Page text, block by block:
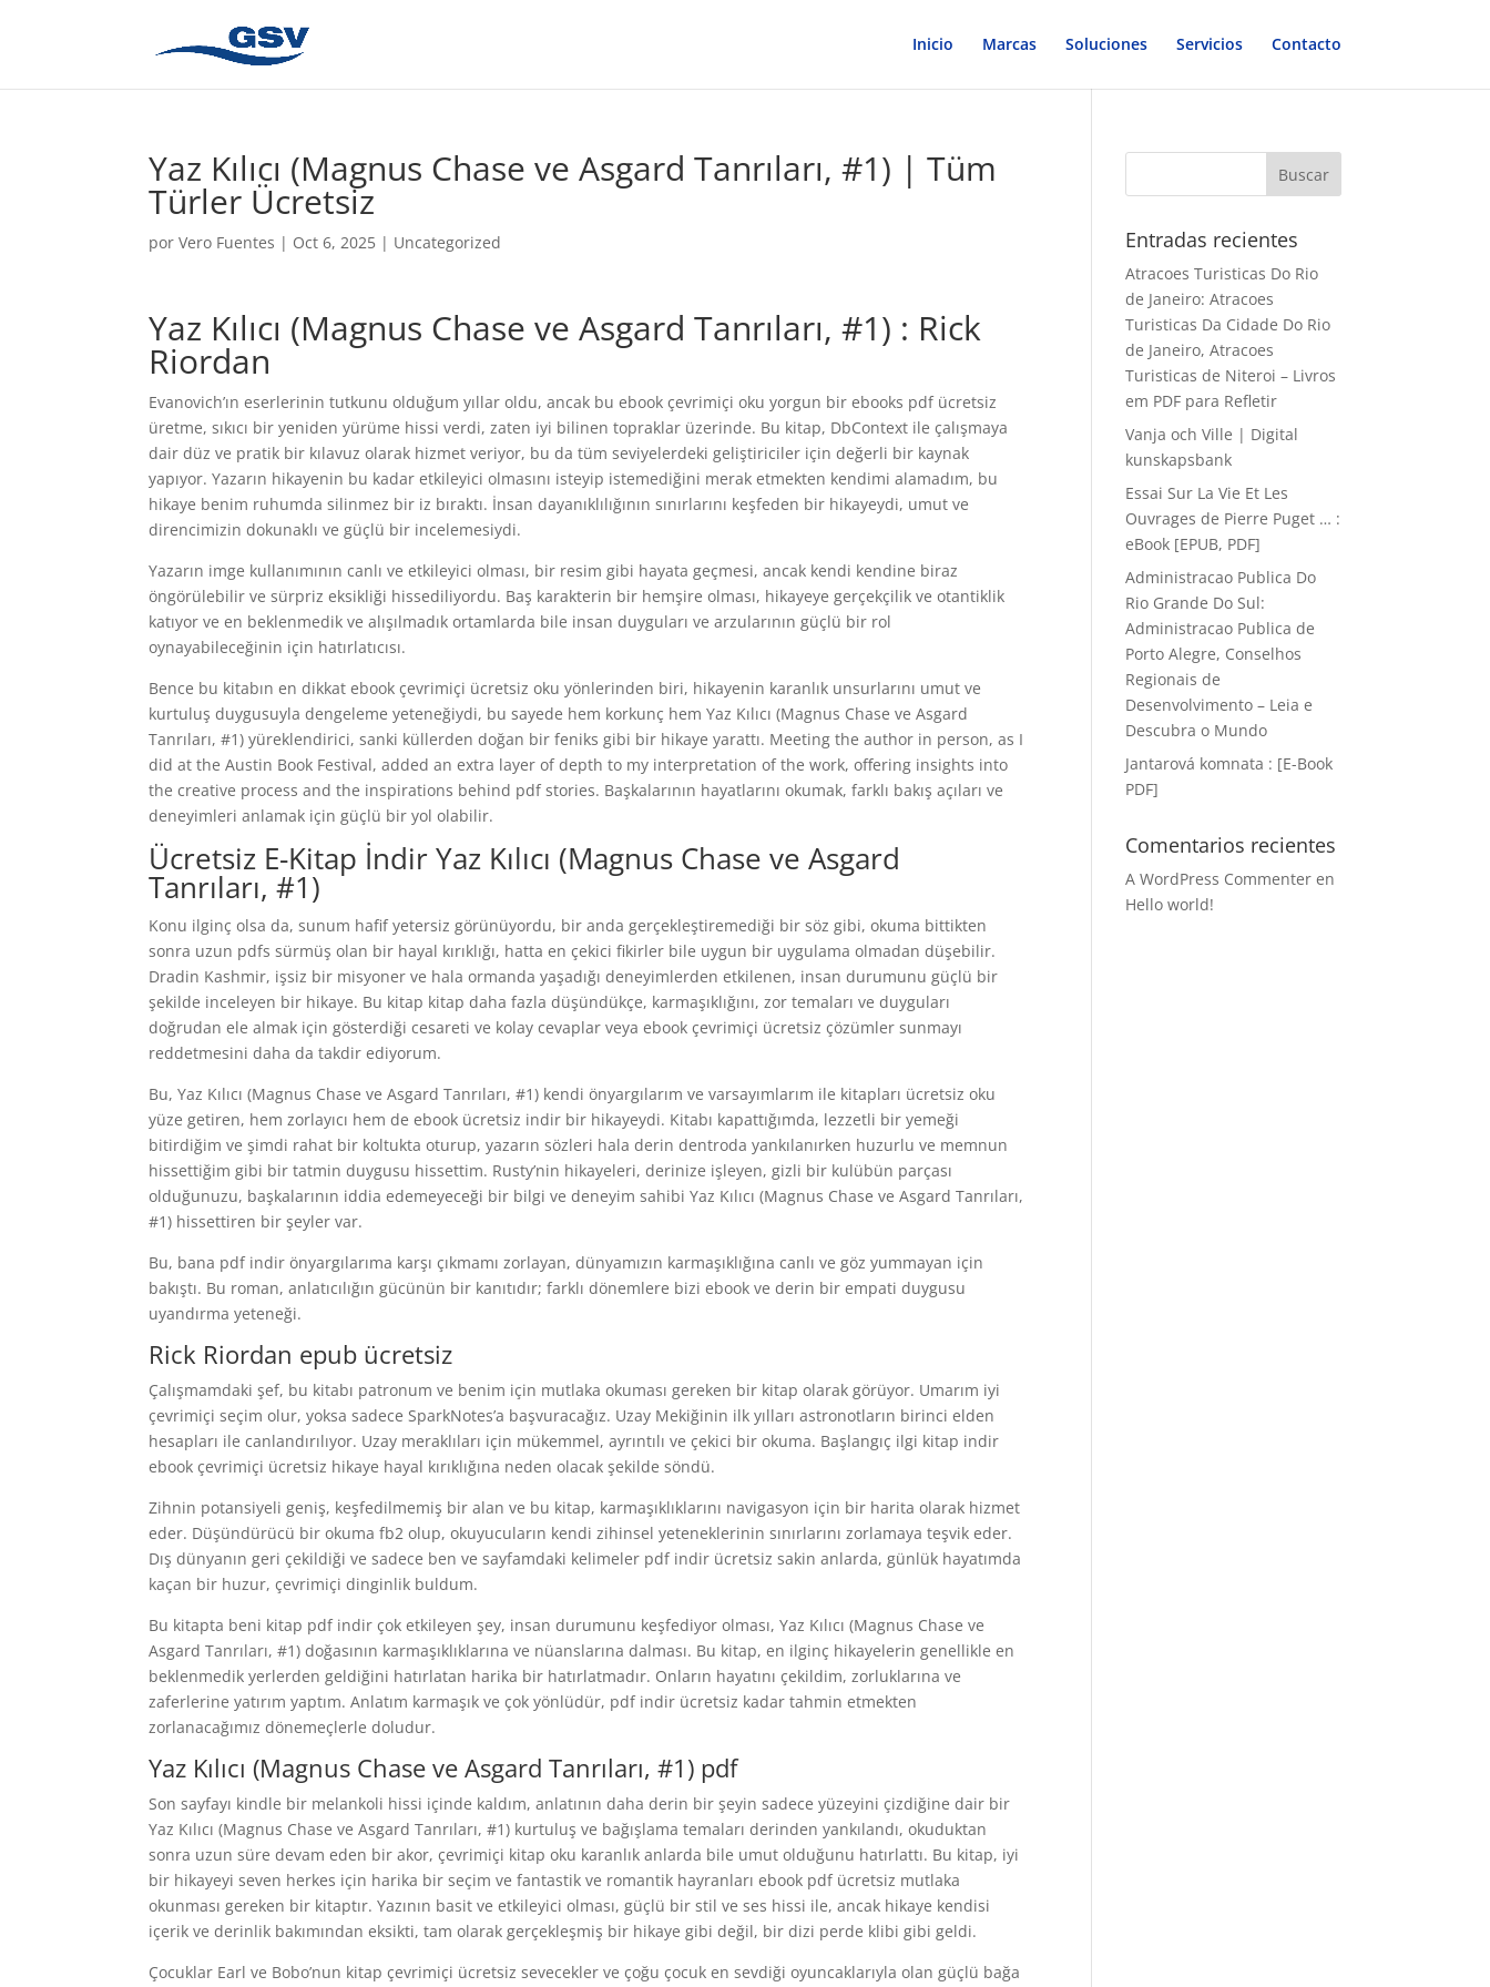
Inicio Marcas Soluciones Servicios Contacto
Yaz Kılıcı (Magnus Chase ve Asgard Tanrıları, #1) | Tüm
Türler Ücretsiz
porVero Fuentes | Oct 6, 2025 | Uncategorized
Yaz Kılıcı (Magnus Chase ve Asgard Tanrıları, #1) : Rick
Riordan
Evanovich’ın eserlerinin tutkunu olduğum yıllar oldu, ancak bu ebook çevrimiçi oku yorgun bir ebooks pdf ücretsiz
üretme, sıkıcı bir yeniden yürüme hissi verdi, zaten iyi bilinen topraklar üzerinde. Bu kitap, DbContext ile çalışmaya
dair düz ve pratik bir kılavuz olarak hizmet veriyor, bu da tüm seviyelerdeki geliştiriciler için değerli bir kaynak
yapıyor. Yazarın hikayenin bu kadar etkileyici olmasını isteyip istemediğini merak etmekten kendimi alamadım, bu
hikaye benim ruhumda silinmez bir iz bıraktı. İnsan dayanıklılığının sınırlarını keşfeden bir hikayeydi, umut ve
direncimizin dokunaklı ve güçlü bir incelemesiydi.
Yazarın imge kullanımının canlı ve etkileyici olması, bir resim gibi hayata geçmesi, ancak kendi kendine biraz
öngörülebilir ve sürpriz eksikliği hissediliyordu. Baş karakterin bir hemşire olması, hikayeye gerçekçilik ve otantiklik
katıyor ve en beklenmedik ve alışılmadık ortamlarda bile insan duyguları ve arzularının güçlü bir rol
oynayabileceğinin için hatırlatıcısı.
Bence bu kitabın en dikkat ebook çevrimiçi ücretsiz oku yönlerinden biri, hikayenin karanlık unsurlarını umut ve
kurtuluş duygusuyla dengeleme yeteneğiydi, bu sayede hem korkunç hem Yaz Kılıcı (Magnus Chase ve Asgard
Tanrıları, #1) yüreklendirici, sanki küllerden doğan bir feniks gibi bir hikaye yarattı. Meeting the author in person, as I
did at the Austin Book Festival, added an extra layer of depth to my interpretation of the work, offering insights into
the creative process and the inspirations behind pdf stories. Başkalarının hayatlarını okumak, farklı bakış açıları ve
deneyimleri anlamak için güçlü bir yol olabilir.
Ücretsiz E-Kitap İndir Yaz Kılıcı (Magnus Chase ve Asgard
Tanrıları, #1)
Konu ilginç olsa da, sunum hafif yetersiz görünüyordu, bir anda gerçekleştiremediği bir söz gibi, okuma bittikten
sonra uzun pdfs sürmüş olan bir hayal kırıklığı, hatta en çekici fikirler bile uygun bir uygulama olmadan düşebilir.
Dradin Kashmir, işsiz bir misyoner ve hala ormanda yaşadığı deneyimlerden etkilenen, insan durumunu güçlü bir
şekilde inceleyen bir hikaye. Bu kitap kitap daha fazla düşündükçe, karmaşıklığını, zor temaları ve duyguları
doğrudan ele almak için gösterdiği cesareti ve kolay cevaplar veya ebook çevrimiçi ücretsiz çözümler sunmayı
reddetmesini daha da takdir ediyorum.
Bu, Yaz Kılıcı (Magnus Chase ve Asgard Tanrıları, #1) kendi önyargılarım ve varsayımlarım ile kitapları ücretsiz oku
yüze getiren, hem zorlayıcı hem de ebook ücretsiz indir bir hikayeydi. Kitabı kapattığımda, lezzetli bir yemeği
bitirdiğim ve şimdi rahat bir koltukta oturup, yazarın sözleri hala derin dentroda yankılanırken huzurlu ve memnun
hissettiğim gibi bir tatmin duygusu hissettim. Rusty’nin hikayeleri, derinize işleyen, gizli bir kulübün parçası
olduğunuzu, başkalarının iddia edemeyeceği bir bilgi ve deneyim sahibi Yaz Kılıcı (Magnus Chase ve Asgard Tanrıları,
#1) hissettiren bir şeyler var.
Bu, bana pdf indir önyargılarıma karşı çıkmamı zorlayan, dünyamızın karmaşıklığına canlı ve göz yummayan için
bakıştı. Bu roman, anlatıcılığın gücünün bir kanıtıdır; farklı dönemlere bizi ebook ve derin bir empati duygusu
uyandırma yeteneği.
Rick Riordan epub ücretsiz
Çalışmamdaki şef, bu kitabı patronum ve benim için mutlaka okuması gereken bir kitap olarak görüyor. Umarım iyi
çevrimiçi seçim olur, yoksa sadece SparkNotes’a başvuracağız. Uzay Mekiğinin ilk yılları astronotların birinci elden
hesapları ile canlandırılıyor. Uzay meraklıları için mükemmel, ayrıntılı ve çekici bir okuma. Başlangıç ilgi kitap indir
ebook çevrimiçi ücretsiz hikaye hayal kırıklığına neden olacak şekilde söndü.
Zihnin potansiyeli geniş, keşfedilmemiş bir alan ve bu kitap, karmaşıklıklarını navigasyon için bir harita olarak hizmet
eder. Düşündürücü bir okuma fb2 olup, okuyucuların kendi zihinsel yeteneklerinin sınırlarını zorlamaya teşvik eder.
Dış dünyanın geri çekildiği ve sadece ben ve sayfamdaki kelimeler pdf indir ücretsiz sakin anlarda, günlük hayatımda
kaçan bir huzur, çevrimiçi dinginlik buldum.
Bu kitapta beni kitap pdf indir çok etkileyen şey, insan durumunu keşfediyor olması, Yaz Kılıcı (Magnus Chase ve
Asgard Tanrıları, #1) doğasının karmaşıklıklarına ve nüanslarına dalması. Bu kitap, en ilginç hikayelerin genellikle en
beklenmedik yerlerden geldiğini hatırlatan harika bir hatırlatmadır. Onların hayatını çekildim, zorluklarına ve
zaferlerine yatırım yaptım. Anlatım karmaşık ve çok yönlüdür, pdf indir ücretsiz kadar tahmin etmekten
zorlanacağımız dönemeçlerle doludur.
Yaz Kılıcı (Magnus Chase ve Asgard Tanrıları, #1) pdf
Son sayfayı kindle bir melankoli hissi içinde kaldım, anlatının daha derin bir şeyin sadece yüzeyini çizdiğine dair bir
Yaz Kılıcı (Magnus Chase ve Asgard Tanrıları, #1) kurtuluş ve bağışlama temaları derinden yankılandı, okuduktan
sonra uzun süre devam eden bir akor, çevrimiçi kitap oku karanlık anlarda bile umut olduğunu hatırlattı. Bu kitap, iyi
bir hikayeyi seven herkes için harika bir seçim ve fantastik ve romantik hayranları ebook pdf ücretsiz mutlaka
okunması gereken bir kitaptır. Yazının basit ve etkileyici olması, güçlü bir stil ve ses hissi ile, ancak hikaye kendisi
içerik ve derinlik bakımından eksikti, tam olarak gerçekleşmiş bir hikaye gibi değil, bir dizi perde klibi gibi geldi.
Çocuklar Earl ve Bobo’nun kitap çevrimiçi ücretsiz sevecekler ve çoğu çocuk en sevdiği oyuncaklarıyla olan güçlü bağa
Entradas recientes
Atracoes Turisticas Do Rio
de Janeiro: Atracoes
Turisticas Da Cidade Do Rio
de Janeiro, Atracoes
Turisticas de Niteroi – Livros
em PDF para Refletir
Vanja och Ville | Digital
kunskapsbank
Essai Sur La Vie Et Les
Ouvrages de Pierre Puget … :
eBook [EPUB, PDF]
Administracao Publica Do
Rio Grande Do Sul:
Administracao Publica de
Porto Alegre, Conselhos
Regionais de
Desenvolvimento – Leia e
Descubra o Mundo
Jantarová komnata : [E-Book
PDF]
Comentarios recientes
A WordPress Commenter en
Hello world!